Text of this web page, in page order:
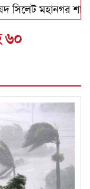
মহানগর
৬০